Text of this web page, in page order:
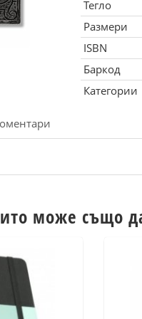
Тегло
Размери
ISBN
Баркод
Категории
може също